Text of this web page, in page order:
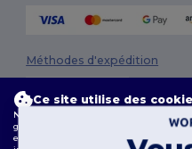
Méthodes d'expédition
Ce site utilise des
Notre site web utilise des cookies
globale, mémoriser vos préférences,
expérience de navigation fluide et